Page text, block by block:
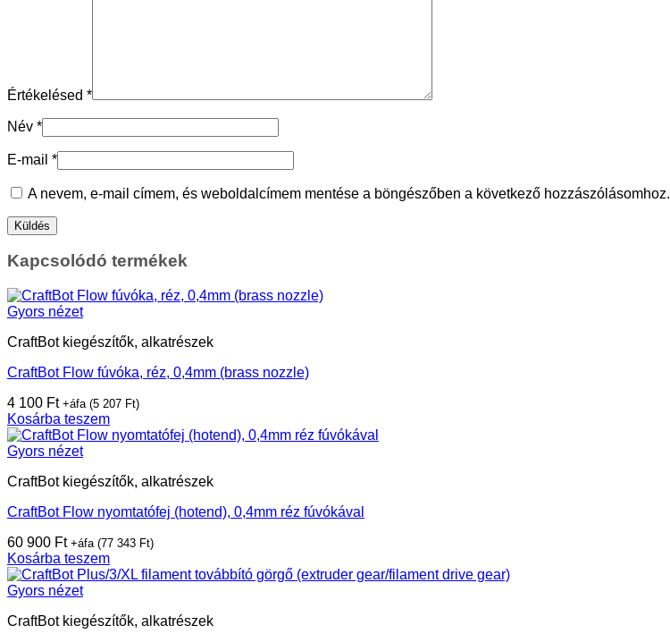
Értékelésed *
Név *
E-mail *
A nevem, e-mail címem, és weboldalcímem mentése a böngészőben a következő hozzászólásomhoz.
Kapcsolódó termékek
Gyors nézet
CraftBot kiegészítők, alkatrészek
CraftBot Flow fúvóka, réz, 0,4mm (brass nozzle)
4 100 Ft +áfa (5 207 Ft)
Kosárba teszem
Gyors nézet
CraftBot kiegészítők, alkatrészek
CraftBot Flow nyomtatófej (hotend), 0,4mm réz fúvókával
60 900 Ft +áfa (77 343 Ft)
Kosárba teszem
Gyors nézet
CraftBot kiegészítők, alkatrészek